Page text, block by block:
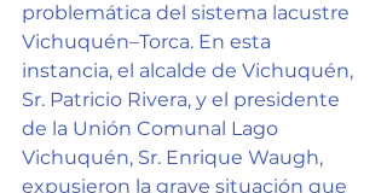
problemática del sistema lacustre
Vichuquén–Torca. En esta
instancia, el alcalde de Vichuquén,
Sr. Patricio Rivera, y el presidente
de la Unión Comunal Lago
Vichuquén, Sr. Enrique Waugh,
expusieron la grave situación que